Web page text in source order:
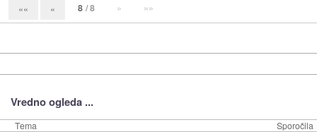
«« « 8 / 8 » »»
Vredno ogleda ...
Tema Sporočila